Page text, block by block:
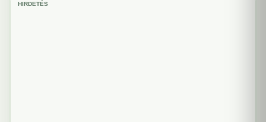
HIRDETÉS